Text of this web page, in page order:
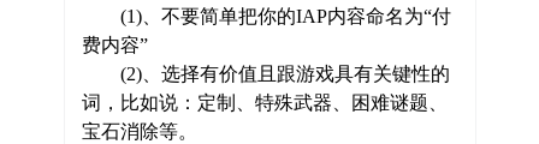
(1)、不要简单把你的IAP内容命名为“付
费内容”
(2)、选择有价值且跟游戏具有关键性的
词，比如说：定制、特殊武器、困难谜题、
宝石消除等。